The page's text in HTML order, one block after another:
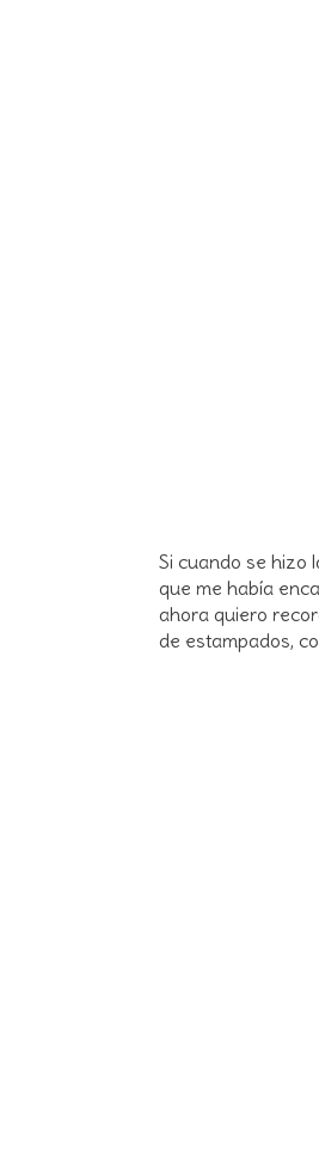
Si cuando se hizo
que me había
ahora quiero
de estampados,